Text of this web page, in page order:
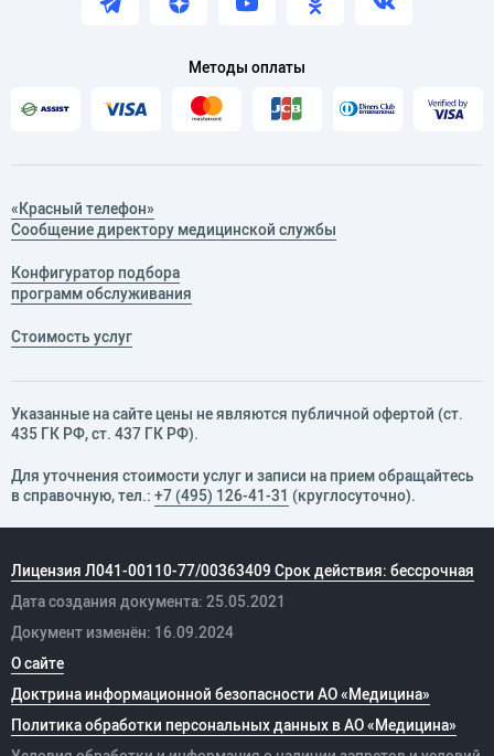
Методы оплаты
«Красный телефон»
Сообщение директору медицинской службы
Конфигуратор подбора
программ обслуживания
Стоимость услуг
Указанные на сайте цены не являются публичной офертой (ст.
435 ГК РФ, cт. 437 ГК РФ).
Для уточнения стоимости услуг и записи на прием обращайтесь
в справочную, тел.: +7 (495) 126-41-31 (круглосуточно).
Лицензия Л041-00110-77/00363409 Срок действия: бессрочная
Дата создания документа: 25.05.2021
Документ изменён: 16.09.2024
О сайте
Доктрина информационной безопасности АО «Медицина»
Политика обработки персональных данных в АО «Медицина»